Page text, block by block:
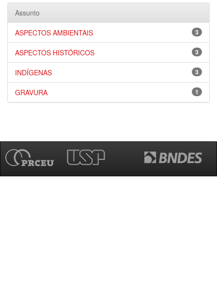
Assunto
3
ASPECTOS AMBIENTAIS
3
ASPECTOS HISTÓRICOS
3
INDÍGENAS
1
GRAVURA